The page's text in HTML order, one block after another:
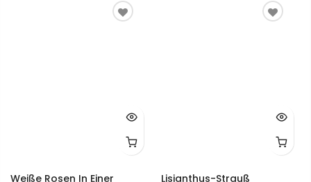
Weiße Rosen In Einer
Lisianthus-Strauß